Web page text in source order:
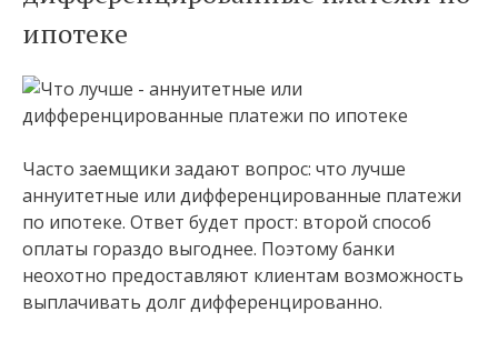
ипотеке
Часто заемщики задают вопрос: что лучше
аннуитетные или дифференцированные платежи
по ипотеке. Ответ будет прост: второй способ
оплаты гораздо выгоднее. Поэтому банки
неохотно предоставляют клиентам возможность
выплачивать долг дифференцированно.